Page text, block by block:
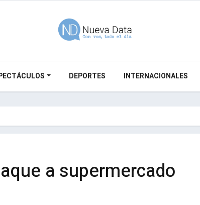
DEPORTES INTERNACIONALES
a supermercado